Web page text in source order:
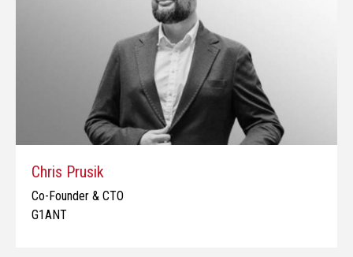
Chris Prusik
Co-Founder & CTO
G1ANT